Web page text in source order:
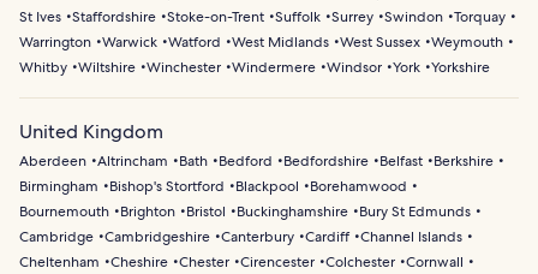
St Ives Staffordshire Stoke-on-Trent Suffolk Surrey Swindon Torquay
Warrington Warwick Watford West Midlands West Sussex Weymouth
Whitby Wiltshire Winchester Windermere Windsor York Yorkshire
United Kingdom
Aberdeen Altrincham Bath Bedford Bedfordshire Belfast
Berkshire
Birmingham
Bishop's Stortford Blackpool
Borehamwood
Bournemouth
Brighton Bristol Buckinghamshire
Bury St Edmunds
Cambridge Cambridgeshire Canterbury Cardiff Channel Islands
Cheltenham
Cheshire Chester Cirencester Colchester Cornwall